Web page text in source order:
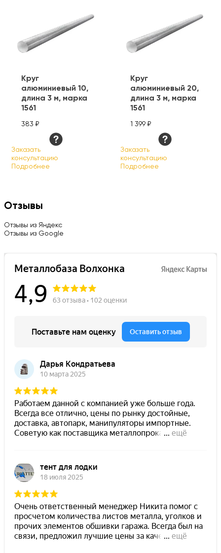
Круг
алюминиевый 10,
длина 3 м, марка
1561
383 ₽
Заказать
консультацию
Подробнее
Круг
алюминиевый 20,
длина 3 м, марка
1561
1 399 ₽
Заказать
консультацию
Подробнее
Отзывы
Отзывы из Яндекс
Отзывы из Google